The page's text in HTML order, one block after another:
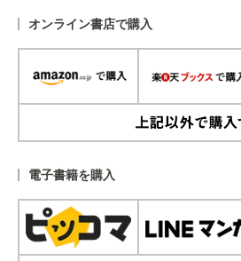
オンライン書店で購入
電子書籍を購入